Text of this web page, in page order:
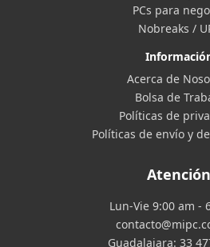
PCs para
Nobreaks /
Acerca de
Bolsa de
Políticas de
Políticas de envío y
Atención
Lun-Vie 9:00 am -
Guadalajara: 33